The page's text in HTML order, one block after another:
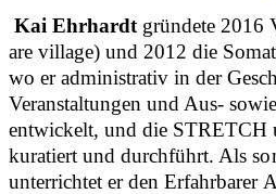
Kai Ehrhardt gründete 2016
are village) und 2012 die
wo er administrativ in der
Veranstaltungen und Aus-
entwickelt, und die STRETCH
kuratiert und durchführt. Als
unterrichtet er den Erfahrbarer